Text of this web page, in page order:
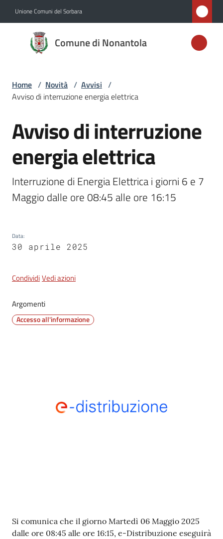
Unione Comuni del Sorbara
Comune di Nonantola
Comune di
Nonantola
Amministrazione
Menu selezionato
Nonantola
Tutti
Seguici
su
Home / Novità / Avvisi /
Avviso di interruzione energia elettrica
Salta al contenuto
Avviso di interruzione
energia elettrica
Interruzione di Energia Elettrica i giorni 6 e 7
Maggio dalle ore 08:45 alle ore 16:15
Data:
30 aprile 2025
CondividiVedi azioni
Argomenti
Accesso all'informazione
Contenuto
Si comunica che il giorno Martedì 06 Maggio 2025
dalle ore 08:45 alle ore 16:15, e-Distribuzione eseguirà